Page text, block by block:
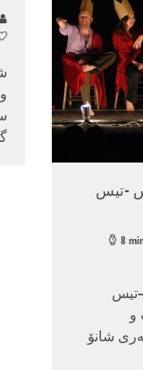
-تیس
8
و
هونەری شانۆ